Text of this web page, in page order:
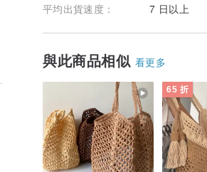
平均出貨速度：
7 日以上
與此商品相似 看更多
65 折